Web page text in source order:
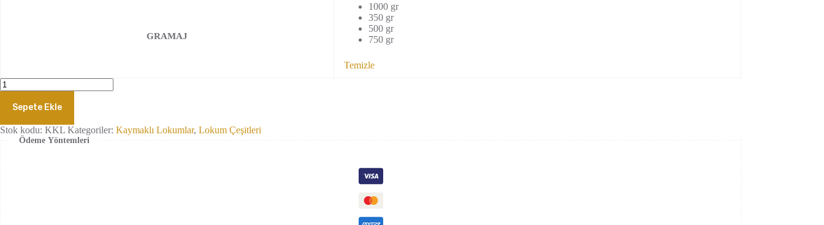
GRAMAJ
1000 gr
350 gr
500 gr
750 gr
Temizle
Kadayıflı
Kaymaklı
LokumSepete Ekle
Stok kodu: KKL Kategoriler: Kaymaklı Lokumlar, Lokum Çeşitleri
Ödeme Yöntemleri